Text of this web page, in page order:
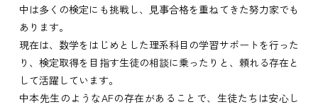
中は多くの検定にも挑戦し、見事合格を重ねてきた努力家でも
あります。
現在は、数学をはじめとした理系科目の学習サポートを行った
り、検定取得を目指す生徒の相談に乗ったりと、頼れる存在と
して活躍しています。
中本先生のようなAFの存在があることで、生徒たちは安心し